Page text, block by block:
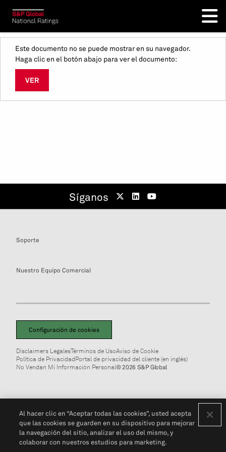
Este documento no se puede mostrar en su navegador.
Haga clic en el botón abajo para ver el documento:
VER
Síganos
Soporte
Nuestro Equipo Comercial
Configuración de cookies
Disclaimers LegalesTérminos de UsoAviso de Cookie
Política de PrivacidadPortal de privacidad del cliente (en inglés)
No Vendan Mi Información Personal© 2026 S&P Global
Al hacer clic en “Aceptar todas las cookies”, usted acepta
que las cookies se guarden en su dispositivo para mejorar
la navegación del sitio, analizar el uso del mismo, y
colaborar con nuestros estudios para marketing.